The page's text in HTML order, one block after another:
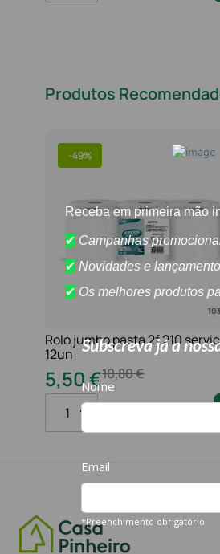
Produtos
-49%
Rolo jumbo pasta 2f 210
12un
10,80€
5,50€
1